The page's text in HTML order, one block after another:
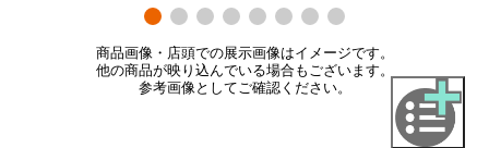
商品画像・店頭での展示画像はイメージです。
他の商品が映り込んでいる場合もございます。
参考画像としてご確認ください。